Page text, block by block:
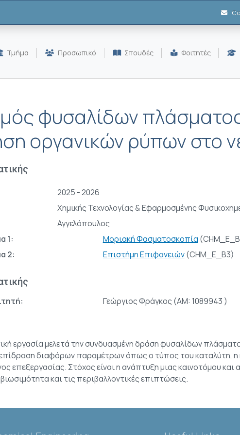
Τμήμα Προσωπικό Σπουδές Φοιτητές
φυσαλίδων
οργανικών ρύπων στο
2025 - 2026
Χημικής Τεχνολογίας & Εφαρμοσμένης
Αγγελόπουλος
1:
Μοριακή Φασματοσκοπία
2:
Επιστήμη Επιφανειών(CHM_E_Β3)
Γεώργιος Φράγκος (AM: 1089943 )
εργασία μελετά την συνδυασμένη δράση φυσαλίδων
διαφόρων παραμέτρων όπως ο τύπος του καταλύτη,
επεξεργασίας. Στόχος είναι η ανάπτυξη μιας καινοτόμου
και τις περιβαλλοντικές επιπτώσεις.